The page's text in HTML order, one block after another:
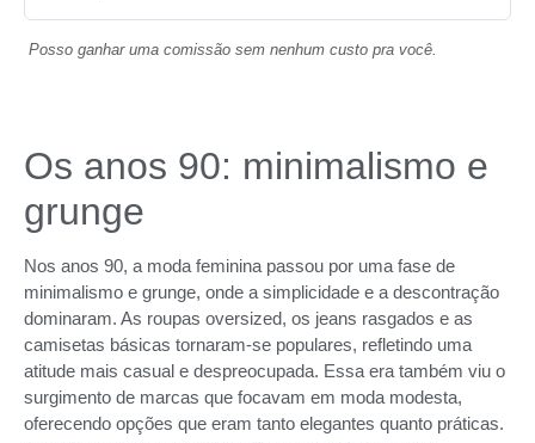
Posso ganhar uma comissão sem nenhum custo pra você.
Os anos 90: minimalismo e
grunge
Nos anos 90, a moda feminina passou por uma fase de
minimalismo e grunge, onde a simplicidade e a descontração
dominaram. As roupas oversized, os jeans rasgados e as
camisetas básicas tornaram-se populares, refletindo uma
atitude mais casual e despreocupada. Essa era também viu o
surgimento de marcas que focavam em moda modesta,
oferecendo opções que eram tanto elegantes quanto práticas.